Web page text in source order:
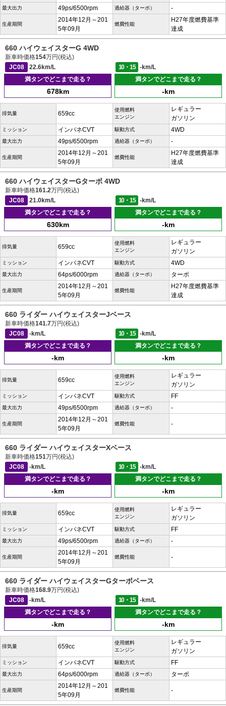
最大出力 49ps/6500rpm 過給器（ターボ） -
生産期間
2014年12月～201
5年09月
燃費性能
H27年度燃費基準
達成
660 ハイウェイスターG 4WD
新車時価格154万円(税込)
JC08
22.6km/L 10・15
-km/L
満タンでどこまで走る？
678km
満タンでどこまで走る？
-km
排気量 659cc
使用燃料
エンジン
レギュラー
ガソリン
ミッション インパネCVT 駆動方式 4WD
最大出力 49ps/6500rpm 過給器（ターボ） -
生産期間
2014年12月～201
5年09月
燃費性能
H27年度燃費基準
達成
660 ハイウェイスターGターボ 4WD
新車時価格161.2万円(税込)
JC08
21.0km/L 10・15
-km/L
満タンでどこまで走る？
630km
満タンでどこまで走る？
-km
排気量 659cc
使用燃料
エンジン
レギュラー
ガソリン
ミッション インパネCVT 駆動方式 4WD
最大出力 64ps/6000rpm 過給器（ターボ） ターボ
生産期間
2014年12月～201
5年09月
燃費性能
H27年度燃費基準
達成
660 ライダー ハイウェイスターJベース
新車時価格141.7万円(税込)
JC08
-km/L 10・15
-km/L
満タンでどこまで走る？
-km
満タンでどこまで走る？
-km
排気量 659cc
使用燃料
エンジン
レギュラー
ガソリン
ミッション インパネCVT 駆動方式 FF
最大出力 49ps/6500rpm 過給器（ターボ） -
生産期間
2014年12月～201
5年09月
燃費性能 -
660 ライダー ハイウェイスターXベース
新車時価格151万円(税込)
JC08
-km/L 10・15
-km/L
満タンでどこまで走る？
-km
満タンでどこまで走る？
-km
排気量 659cc
使用燃料
エンジン
レギュラー
ガソリン
ミッション インパネCVT 駆動方式 FF
最大出力 49ps/6500rpm 過給器（ターボ） -
生産期間
2014年12月～201
5年09月
燃費性能 -
660 ライダー ハイウェイスターGターボベース
新車時価格168.9万円(税込)
JC08
-km/L 10・15
-km/L
満タンでどこまで走る？
-km
満タンでどこまで走る？
-km
排気量 659cc
使用燃料
エンジン
レギュラー
ガソリン
ミッション インパネCVT 駆動方式 FF
最大出力 64ps/6000rpm 過給器（ターボ） ターボ
生産期間
2014年12月～201
5年09月
燃費性能 -